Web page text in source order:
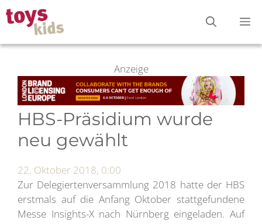
Zum
Inhalt
springen
Anzeige
HBS-Präsidium wurde
neu gewählt
22. Oktober 2018, 0:00
Zur Delegiertenversammlung 2018 hatte der HBS
erstmals auf die Anfang Oktober stattgefundene
Messe Insights-X nach Nürnberg eingeladen. Auf